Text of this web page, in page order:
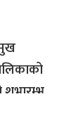
शुभारम्भ